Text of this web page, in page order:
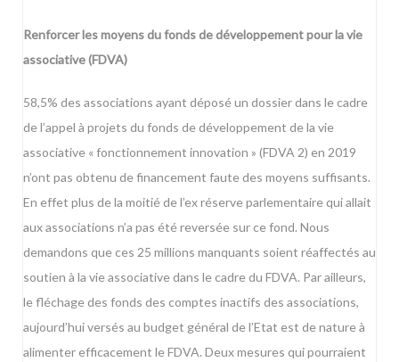
Renforcer les moyens du fonds de développement pour la vie
associative (FDVA)
58,5% des associations ayant déposé un dossier dans le cadre
de l’appel à projets du fonds de développement de la vie
associative « fonctionnement innovation » (FDVA 2) en 2019
n’ont pas obtenu de financement faute des moyens suffisants.
En effet plus de la moitié de l’ex réserve parlementaire qui allait
aux associations n’a pas été reversée sur ce fond. Nous
demandons que ces 25 millions manquants soient réaffectés au
soutien à la vie associative dans le cadre du FDVA. Par ailleurs,
le fléchage des fonds des comptes inactifs des associations,
aujourd’hui versés au budget général de l’Etat est de nature à
alimenter efficacement le FDVA. Deux mesures qui pourraient